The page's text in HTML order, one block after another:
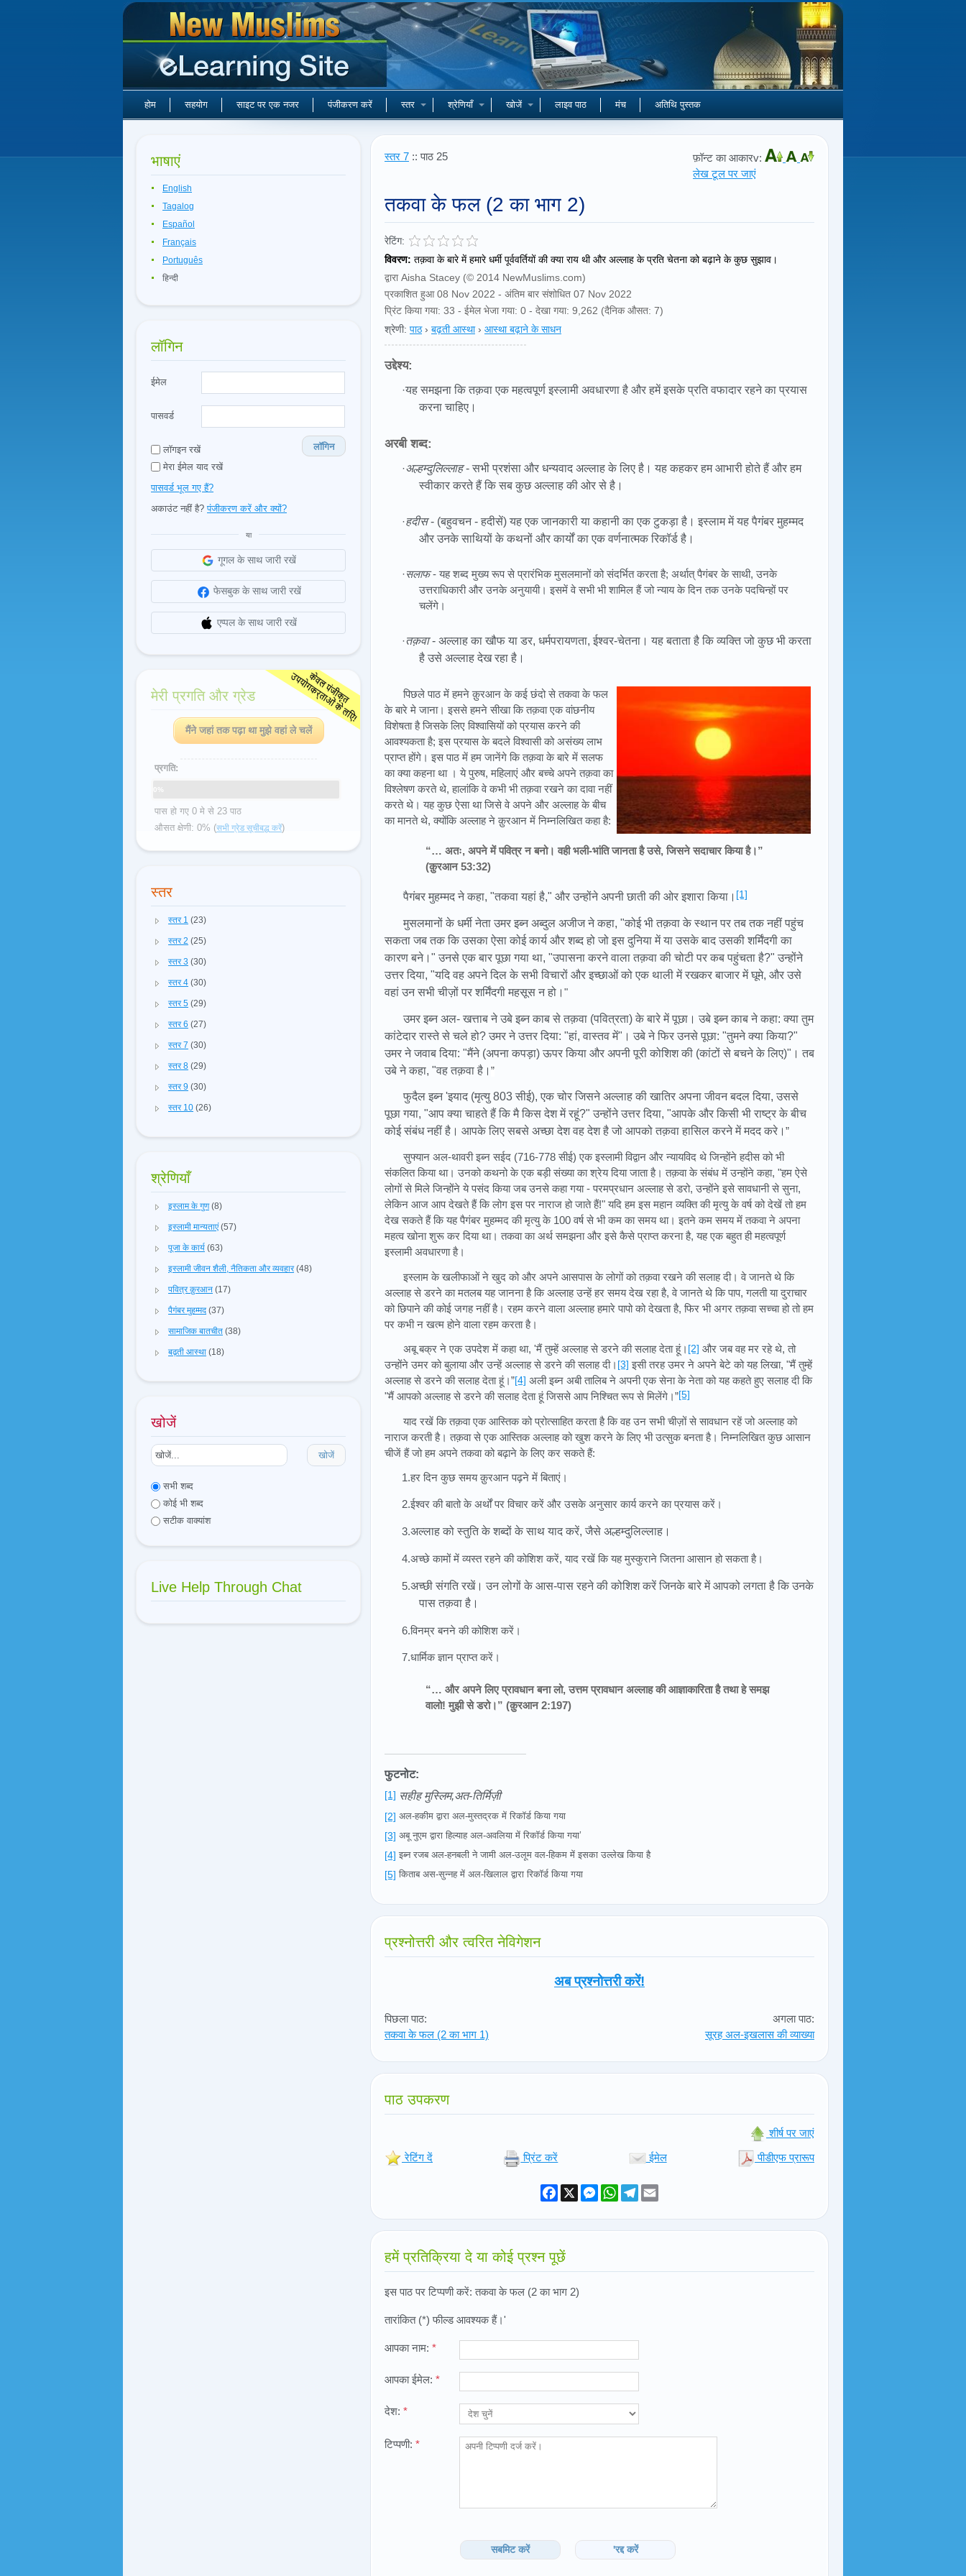
होम सहयोग साइट पर एक नजर पंजीकरण करें स्तर श्रेणियाँ खोजें लाइव पाठ मंच अतिथि पुस्तक
भाषाएं
English
Tagalog
Español
Français
Português
हिन्दी
लॉगिन
ईमेल
पासवर्ड
लॉगइन रखें
लॉगिन
मेरा ईमेल याद रखें
पासवर्ड भूल गए हैं?
अकाउंट नहीं है?पंजीकरण करें और क्यों?
या
गूगल के साथ जारी रखें
फेसबुक के साथ जारी रखें
एप्पल के साथ जारी रखें
मेरी प्रगति और ग्रेड
मैंने जहां तक पढ़ा था मुझे वहां ले चलें
प्रगति:
0%
पास हो गए 0 मे से 23 पाठ
औसत क्षेणी: 0% (सभी ग्रेड सूचीबद्ध करें)
स्तर
स्तर 1 (23)
स्तर 2 (25)
स्तर 3 (30)
स्तर 4 (30)
स्तर 5 (29)
स्तर 6 (27)
स्तर 7 (30)
स्तर 8 (29)
स्तर 9 (30)
स्तर 10 (26)
श्रेणियाँ
इस्लाम के गुण (8)
इस्लामी मान्यताएं (57)
पूजा के कार्य (63)
इस्लामी जीवन शैली, नैतिकता और व्यवहार (48)
पवित्र क़ुरआन (17)
पैगंबर मुहम्मद (37)
सामाजिक बातचीत (38)
बढ़ती आस्था (18)
खोजें
खोजें
सभी शब्द
कोई भी शब्द
सटीक वाक्यांश
Live Help Through Chat
स्तर 7 :: पाठ 25
फ़ॉन्ट का आकारv:
लेख टूल पर जाएं
तकवा के फल (2 का भाग 2)
रेटिंग:
विवरण: तक़वा के बारे में हमारे धर्मी पूर्ववर्तियों की क्या राय थी और अल्लाह के प्रति चेतना को बढ़ाने के कुछ सुझाव।
द्वारा Aisha Stacey (© 2014 NewMuslims.com)
प्रकाशित हुआ 08 Nov 2022 - अंतिम बार संशोधित 07 Nov 2022
प्रिंट किया गया: 33 - ईमेल भेजा गया: 0 - देखा गया: 9,262 (दैनिक औसत: 7)
श्रेणी: पाठ› बढ़ती आस्था› आस्था बढ़ाने के साधन
उद्देश्य:
·यह समझना कि तक़वा एक महत्वपूर्ण इस्लामी अवधारणा है और हमें इसके प्रति वफादार रहने का प्रयास
करना चाहिए।
अरबी शब्द:
·अल्हम्दुलिल्लाह- सभी प्रशंसा और धन्यवाद अल्लाह के लिए है। यह कहकर हम आभारी होते हैं और हम
स्वीकार करते हैं कि सब कुछ अल्लाह की ओर से है।
·हदीस- (बहुवचन - हदीसें) यह एक जानकारी या कहानी का एक टुकड़ा है। इस्लाम में यह पैगंबर मुहम्मद
और उनके साथियों के कथनों और कार्यों का एक वर्णनात्मक रिकॉर्ड है।
·सलाफ- यह शब्द मुख्य रूप से प्रारंभिक मुसलमानों को संदर्भित करता है; अर्थात् पैगंबर के साथी, उनके
उत्तराधिकारी और उनके अनुयायी। इसमें वे सभी भी शामिल हैं जो न्याय के दिन तक उनके पदचिन्हों पर
चलेंगे।
·तक़वा- अल्लाह का खौफ या डर, धर्मपरायणता, ईश्वर-चेतना। यह बताता है कि व्यक्ति जो कुछ भी करता
है उसे अल्लाह देख रहा है।
पिछले पाठ में हमने क़ुरआन के कई छंदो से तकवा के फल
के बारे मे जाना। इससे हमने सीखा कि तक़वा एक वांछनीय
विशेषता है जिसके लिए विश्वासियों को प्रयास करने की
आवश्यकता है; इस प्रयास के बदले विश्वासी को असंख्य लाभ
प्राप्त होंगे। इस पाठ में हम जानेंगे कि तक़वा के बारे में सलफ
का क्या कहना था । ये पुरुष, महिलाएं और बच्चे अपने तक़वा का
विश्लेषण करते थे, हालांकि वे कभी भी तक़वा रखने का दावा नहीं
करते थे। यह कुछ ऐसा था जिसे वे अपने और अल्लाह के बीच
का मानते थे, क्योंकि अल्लाह ने क़ुरआन में निम्नलिखित कहा है:
“… अतः, अपने में पवित्र न बनो। वही भली-भांति जानता है उसे, जिसने सदाचार किया है।”
(क़ुरआन 53:32)
पैगंबर मुहम्मद ने कहा, "तकवा यहां है," और उन्होंने अपनी छाती की ओर इशारा किया। [1]
मुसलमानों के धर्मी नेता उमर इब्न अब्दुल अजीज ने कहा, "कोई भी तक़वा के स्थान पर तब तक नहीं पहुंच
सकता जब तक कि उसका ऐसा कोई कार्य और शब्द हो जो इस दुनिया में या उसके बाद उसकी शर्मिंदगी का
कारण बने।" उनसे एक बार पूछा गया था, "उपासना करने वाला तक़वा की चोटी पर कब पहुंचता है?" उन्होंने
उत्तर दिया, "यदि वह अपने दिल के सभी विचारों और इच्छाओं को एक थाली में रखकर बाजार में घूमे, और उसे
वहां उन सभी चीज़ों पर शर्मिंदगी महसूस न हो। "
उमर इब्न अल- खत्ताब ने उबे इब्न काब से तक़वा (पवित्रता) के बारे में पूछा। उबे इब्न काब ने कहा: क्या तुम
कांटेदार रास्ते से चले हो? उमर ने उत्तर दिया: "हां, वास्तव में"। उबे ने फिर उनसे पूछा: "तुमने क्या किया?"
उमर ने जवाब दिया: "मैंने (अपना कपड़ा) ऊपर किया और अपनी पूरी कोशिश की (कांटों से बचने के लिए)"। तब
उबे ने कहा, "वह तक़वा है। ”
फुदैल इब्न 'इयाद (मृत्यु 803 सीई), एक चोर जिसने अल्लाह की खातिर अपना जीवन बदल दिया, उससे
पूछा गया, "आप क्या चाहते हैं कि मै किस देश में रहूं?" उन्होंने उत्तर दिया, "आपके और किसी भी राष्ट्र के बीच
कोई संबंध नहीं है। आपके लिए सबसे अच्छा देश वह देश है जो आपको तक़वा हासिल करने में मदद करे। ”
सुफ्यान अल-थावरी इब्न सईद (716-778 सीई) एक इस्लामी विद्वान और न्यायविद थे जिन्होंने हदीस को भी
संकलित किया था। उनको कथनो के एक बड़ी संख्या का श्रेय दिया जाता है। तक़वा के संबंध में उन्होंने कहा, "हम ऐसे
लोगों से मिले जिन्होंने ये पसंद किया जब उनसे कहा गया - परमप्रधान अल्लाह से डरो, उन्होंने इसे सावधानी से सुना,
लेकिन आज आप देखते हैं कि लोग इस पर नाराज हो जाते हैं!" यदि हम इस महान व्यक्ति की मृत्यु के वर्ष को देखें तो हम
देख सकते हैं कि यह पैगंबर मुहम्मद की मृत्यु के 100 वर्ष से भी कम का समय था। इतने कम समय में तकवा ने अपना
महत्व खोना शुरू कर दिया था। तकवा का अर्थ समझना और इसे कैसे प्राप्त करना है, यह एक बहुत ही महत्वपूर्ण
इस्लामी अवधारणा है।
इस्लाम के खलीफाओं ने खुद को और अपने आसपास के लोगों को तक़वा रखने की सलाह दी। वे जानते थे कि
अल्लाह से डरने का मतलब यह जानना है कि अल्लाह उन्हें हर समय देख रहा है, वे जानते थे कि पाप, गलती या दुराचार
को छिपाने की कोई जगह नहीं है। रहम करने वाला अल्लाह हमारे पापो को देखता है, फिर भी अगर तक़वा सच्चा हो तो हम
पर कभी न खत्म होने वाला रहम करता है।
अबू बक्र ने एक उपदेश में कहा था, 'मैं तुम्हें अल्लाह से डरने की सलाह देता हूं। [2] और जब वह मर रहे थे, तो
उन्होंने उमर को बुलाया और उन्हें अल्लाह से डरने की सलाह दी। [3] इसी तरह उमर ने अपने बेटे को यह लिखा, "मैं तुम्हें
अल्लाह से डरने की सलाह देता हूं।”[4] अली इब्न अबी तालिब ने अपनी एक सेना के नेता को यह कहते हुए सलाह दी कि
"मैं आपको अल्लाह से डरने की सलाह देता हूं जिससे आप निश्चित रूप से मिलेंगे।”[5]
याद रखें कि तक़वा एक आस्तिक को प्रोत्साहित करता है कि वह उन सभी चीज़ों से सावधान रहें जो अल्लाह को
नाराज करती है। तक़वा से एक आस्तिक अल्लाह को खुश करने के लिए भी उत्सुक बनता है। निम्नलिखित कुछ आसान
चीजें हैं जो हम अपने तकवा को बढ़ाने के लिए कर सकते हैं:
1.हर दिन कुछ समय क़ुरआन पढ़ने में बिताएं।
2.ईश्वर की बातो के अर्थों पर विचार करें और उसके अनुसार कार्य करने का प्रयास करें।
3.अल्लाह को स्तुति के शब्दों के साथ याद करें, जैसे अल्हम्दुलिल्लाह।
4.अच्छे कामों में व्यस्त रहने की कोशिश करें, याद रखें कि यह मुस्कुराने जितना आसान हो सकता है।
5.अच्छी संगति रखें। उन लोगों के आस-पास रहने की कोशिश करें जिनके बारे में आपको लगता है कि उनके
पास तक़वा है।
6.विनम्र बनने की कोशिश करें।
7.धार्मिक ज्ञान प्राप्त करें।
“… और अपने लिए प्रावधान बना लो, उत्तम प्रावधान अल्लाह की आज्ञाकारिता है तथा हे समझ
वालो! मुझी से डरो।” (क़ुरआन 2:197)
फुटनोट:
[1] सहीह मुस्लिम,अत-तिर्मिज़ी
[2] अल-हकीम द्वारा अल-मुस्तद्रक में रिकॉर्ड किया गया
[3] अबू नुएम द्वारा हिल्याह अल-अवलिया में रिकॉर्ड किया गया’
[4] इब्न रजब अल-हनबली ने जामी अल-उलूम वल-हिकम में इसका उल्लेख किया है
[5] किताब अस-सुन्नह में अल-खिलाल द्वारा रिकॉर्ड किया गया
प्रश्नोत्तरी और त्वरित नेविगेशन
अब प्रश्नोत्तरी करें!
पिछला पाठ:
तकवा के फल (2 का भाग 1)
अगला पाठ:
सूरह अल-इखलास की व्याख्या
पाठ उपकरण
शीर्ष पर जाएं
रेटिंग दें प्रिंट करें ईमेल पीडीएफ प्रारूप
Facebook
X Messenger
WhatsApp
Telegram
हमें प्रतिक्रिया दे या कोई प्रश्न पूछें
इस पाठ पर टिप्पणी करें: तकवा के फल (2 का भाग 2)
तारांकित (*) फील्ड आवश्यक हैं।'
आपका नाम: *
आपका ईमेल: *
देश: *
टिप्पणी: *
सबमिट करें 'रद्द करें